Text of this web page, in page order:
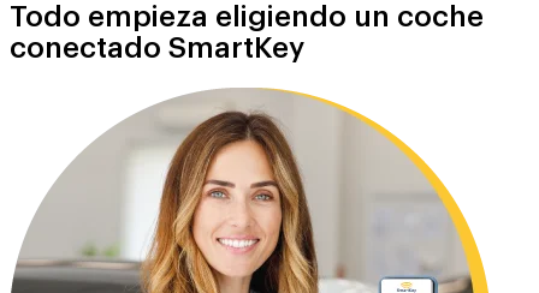
Todo empieza eligiendo un coche
conectado SmartKey